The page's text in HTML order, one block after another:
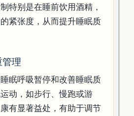
特别是在睡前饮用酒精，
紧张度，从而提升睡眠质
管理
眠呼吸暂停和改善睡眠质
动，如步行、慢跑或游
有显著益处，有助于调节